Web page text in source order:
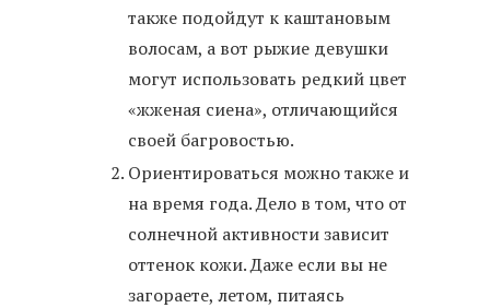
также подойдут к каштановым
волосам, а вот рыжие девушки
могут использовать редкий цвет
«жженая сиена», отличающийся
своей багровостью.
Ориентироваться можно также и
на время года. Дело в том, что от
солнечной активности зависит
оттенок кожи. Даже если вы не
загораете, летом, питаясь